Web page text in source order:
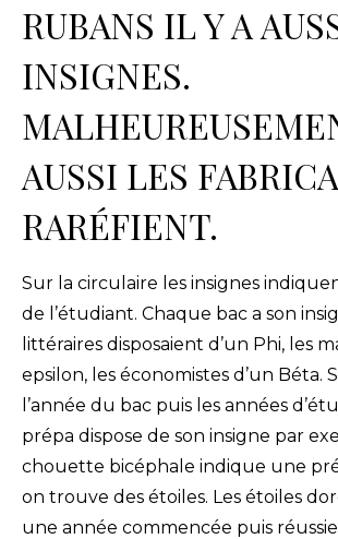
RUBANS IL Y A
INSIGNES.
AUSSI LES
RARÉFIENT.
Sur la circulaire les insignes
de l’étudiant. Chaque bac a son
littéraires disposaient d’un Phi, les
epsilon, les économistes d’un Béta.
l’année du bac puis les années
prépa dispose de son insigne par
chouette bicéphale indique une
on trouve des étoiles. Les étoiles
une année commencée puis